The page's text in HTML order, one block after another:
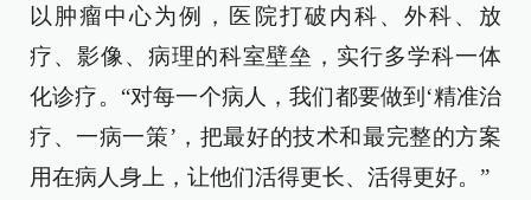
以肿瘤中心为例，医院打破内科、外科、放
疗、影像、病理的科室壁垒，实行多学科一体
化诊疗。“对每一个病人，我们都要做到‘精准治
疗、一病一策’，把最好的技术和最完整的方案
用在病人身上，让他们活得更长、活得更好。”